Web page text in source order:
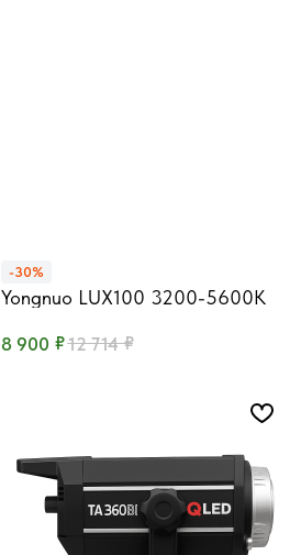
-30%
Yongnuo LUX100 3200-5600K
Световой осветитель 100W
8 900 ₽12 714 ₽